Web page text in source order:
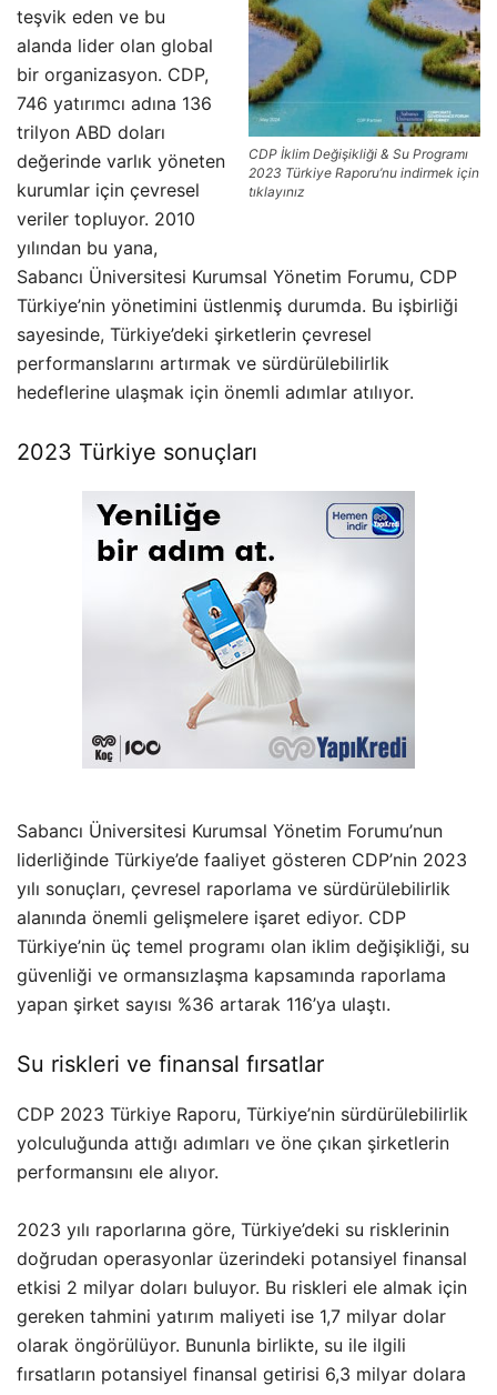
CDP İklim Değişikliği & Su Programı
2023 Türkiye Raporu’nu indirmek için
tıklayınız
teşvik eden ve bu
alanda lider olan global
bir organizasyon. CDP,
746 yatırımcı adına 136
trilyon ABD doları
değerinde varlık yöneten
kurumlar için çevresel
veriler topluyor. 2010
yılından bu yana,
Sabancı Üniversitesi Kurumsal Yönetim Forumu, CDP
Türkiye’nin yönetimini üstlenmiş durumda. Bu işbirliği
sayesinde, Türkiye’deki şirketlerin çevresel
performanslarını artırmak ve sürdürülebilirlik
hedeflerine ulaşmak için önemli adımlar atılıyor.
2023 Türkiye sonuçları
Sabancı Üniversitesi Kurumsal Yönetim Forumu’nun
liderliğinde Türkiye’de faaliyet gösteren CDP’nin 2023
yılı sonuçları, çevresel raporlama ve sürdürülebilirlik
alanında önemli gelişmelere işaret ediyor. CDP
Türkiye’nin üç temel programı olan iklim değişikliği, su
güvenliği ve ormansızlaşma kapsamında raporlama
yapan şirket sayısı %36 artarak 116’ya ulaştı.
Su riskleri ve finansal fırsatlar
CDP 2023 Türkiye Raporu, Türkiye’nin sürdürülebilirlik
yolculuğunda attığı adımları ve öne çıkan şirketlerin
performansını ele alıyor.
2023 yılı raporlarına göre, Türkiye’deki su risklerinin
doğrudan operasyonlar üzerindeki potansiyel finansal
etkisi 2 milyar doları buluyor. Bu riskleri ele almak için
gereken tahmini yatırım maliyeti ise 1,7 milyar dolar
olarak öngörülüyor. Bununla birlikte, su ile ilgili
fırsatların potansiyel finansal getirisi 6,3 milyar dolara